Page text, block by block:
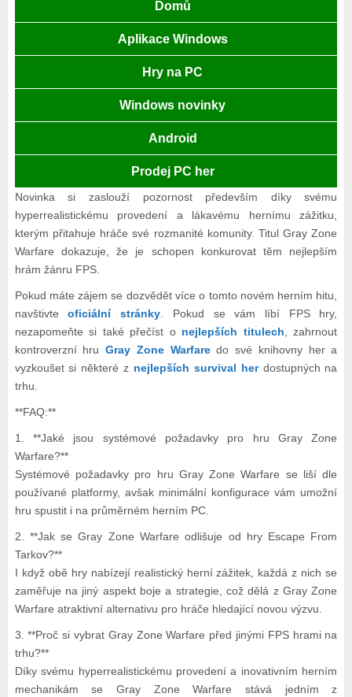
Domů
Aplikace Windows
Hry na PC
Windows novinky
Android
Prodej PC her
Novinka si zaslouží pozornost především díky svému
hyperrealistickému provedení a lákavému hernímu zážitku,
kterým přitahuje hráče své rozmanité komunity. Titul Gray Zone
Warfare dokazuje, že je schopen konkurovat těm nejlepším
hrám žánru FPS.
Pokud máte zájem se dozvědět více o tomto novém herním hitu,
navštivteoficiální stránky . Pokud se vám líbí FPS hry,
nezapomeňte si také přečíst o nejlepších titulech , zahrnout
kontroverzní hruGray Zone Warfaredo své knihovny her a
vyzkoušet si některé z nejlepších survival herdostupných na
trhu.
**FAQ:**
1. **Jaké jsou systémové požadavky pro hru Gray Zone
Warfare?**
Systémové požadavky pro hru Gray Zone Warfare se liší dle
používané platformy, avšak minimální konfigurace vám umožní
hru spustit i na průměrném herním PC.
2. **Jak se Gray Zone Warfare odlišuje od hry Escape From
Tarkov?**
I když obě hry nabízejí realistický herní zážitek, každá z nich se
zaměřuje na jiný aspekt boje a strategie, což dělá z Gray Zone
Warfare atraktivní alternativu pro hráče hledající novou výzvu.
3. **Proč si vybrat Gray Zone Warfare před jinými FPS hrami na
trhu?**
Díky svému hyperrealistickému provedení a inovativním herním
mechanikám se Gray Zone Warfare stává jedním z